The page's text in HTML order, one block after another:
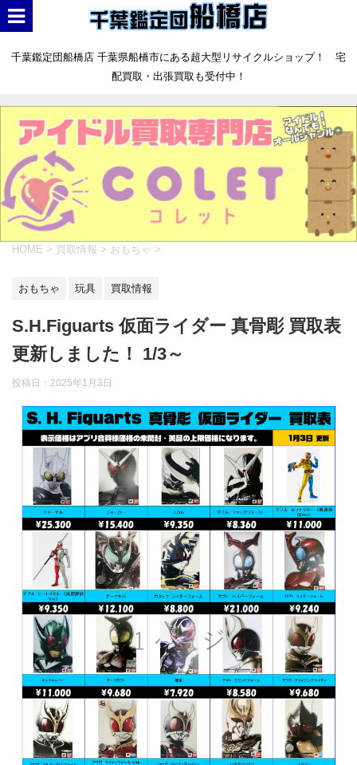
千葉鑑定団船橋店 千葉県船橋市にある超大型リサイクルショップ！ 宅
配買取・出張買取も受付中！
HOME > 買取情報 > おもちゃ >
おもちゃ 玩具 買取情報
S.H.Figuarts 仮面ライダー 真骨彫 買取表
更新しました！ 1/3～
投稿日： 2025年1月3日